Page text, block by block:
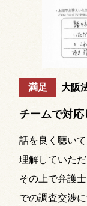
満足 大阪
チームで対応
話を良く聴い
理解していた
その上で弁護
での調査交渉